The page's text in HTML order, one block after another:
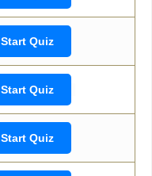
Start Quiz
Start Quiz
Start Quiz